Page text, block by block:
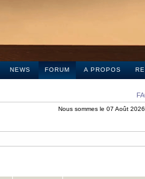
NEWS FORUM A PROPOS
Nous sommes le 07 Août